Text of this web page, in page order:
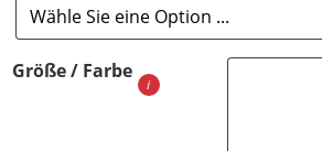
Größe / Farbe